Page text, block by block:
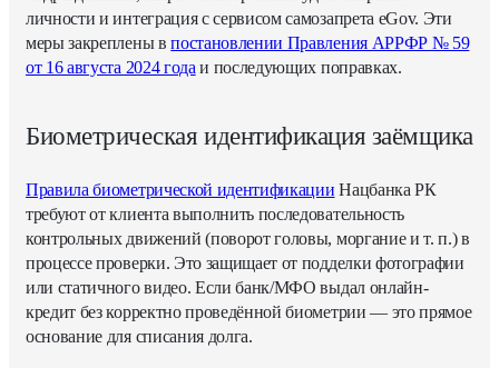
личности и интеграция с сервисом самозапрета eGov. Эти
меры закреплены впостановлении Правления АРРФР № 59
от 16 августа 2024 года и последующих поправках.
Биометрическая идентификация заёмщика
Правила биометрической идентификации Нацбанка РК
требуют от клиента выполнить последовательность
контрольных движений (поворот головы, моргание и т. п.) в
процессе проверки. Это защищает от подделки фотографии
или статичного видео. Если банк/МФО выдал онлайн-
кредит без корректно проведённой биометрии — это прямое
основание для списания долга.